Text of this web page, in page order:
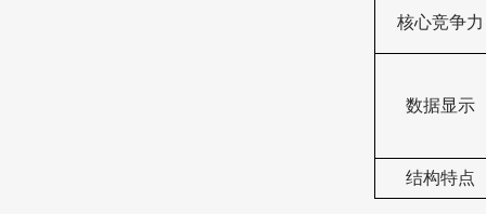
核心竞争力
数据显示
结构特点